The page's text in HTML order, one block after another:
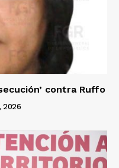
contra Ruffo
2026